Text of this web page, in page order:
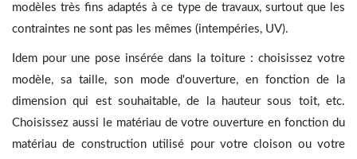
modèles très fins adaptés à ce type de travaux, surtout que les
contraintes ne sont pas les mêmes (intempéries, UV).
Idem pour une pose insérée dans la toiture : choisissez votre
modèle, sa taille, son mode d'ouverture, en fonction de la
dimension qui est souhaitable, de la hauteur sous toit, etc.
Choisissez aussi le matériau de votre ouverture en fonction du
matériau de construction utilisé pour votre cloison ou votre